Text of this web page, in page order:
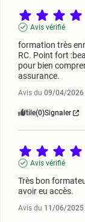
Avis vérifié
formation très
RC. Point fort
pour bien
assurance.
Avis du 09/04/2026
Utile(0)Signaler
Avis vérifié
Très bon
avoir eu accès.
Avis du 11/06/2025